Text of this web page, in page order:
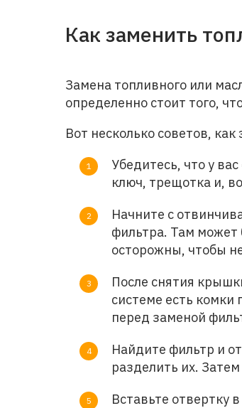
Как заменить
Замена топливного или
определенно стоит того,
Вот несколько советов, как
Убедитесь, что у
ключ, трещотка и,
Начните с
фильтра. Там
осторожны, чтобы
После снятия
системе есть
перед заменой
Найдите фильтр и
разделить их.
Вставьте отвертку